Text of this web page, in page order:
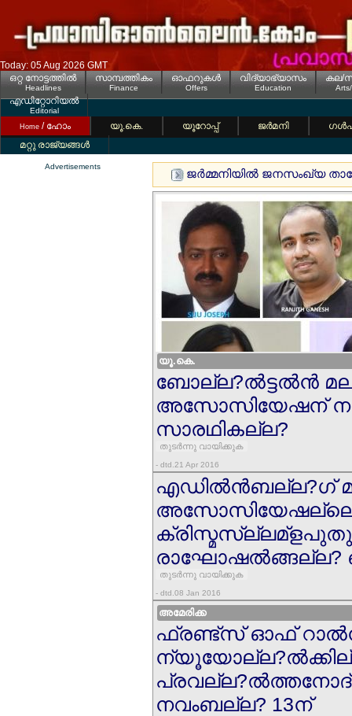
Today: 05 Aug 2026 GMT
ഒറ്റ നോട്ടത്തില്‍
Headlines
സാമ്പത്തികം
Finance
ഓഫറുകള്‍
Offers
വിദ്യാഭ്യാസം
Education
കല/
എഡിറ്റോറിയല്‍
Editorial
Home / ഹോം യൂ.കെ. യൂറോപ്പ് ജര്‍മനി
മറ്റു രാജ്യങ്ങള്‍
Advertisements
ജര്‍മ്മനിയില്‍ ജനസംഖ്യ
യൂ.കെ.
ബോല്ല?ല്‍ട്ടല്‍ന്‍
അസോസിയേഷന്
സാരഥികല്ല?
തുടര്‍ന്നു വായിക്കുക
- dtd.21 Apr 2016
എഡില്‍ന്‍ബല്ല?ഗ്
രാഘോഷല്‍ങ്ങല്ല?
തുടര്‍ന്നു വായിക്കുക
- dtd.08 Jan 2016
അമേരിക്ക
ഫ്രണ്ട്സ് ഓഫ്
നവംബല്ല? 13ന്